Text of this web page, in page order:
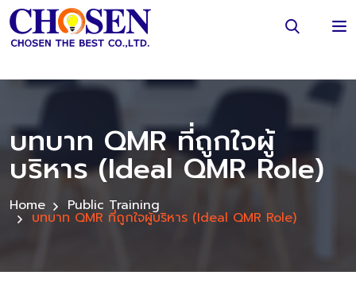
บทบาท QMR ที่ถูกใจผู้
บริหาร (Ideal QMR Role)
Home Public Training
บทบาท QMR ที่ถูกใจผู้บริหาร (Ideal QMR Role)